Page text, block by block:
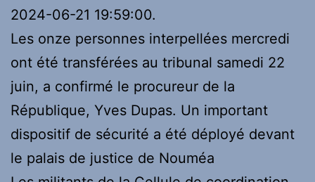
2024-06-21 19:59:00.
Les onze personnes interpellées mercredi
ont été transférées au tribunal samedi 22
juin, a confirmé le procureur de la
République, Yves Dupas. Un important
dispositif de sécurité a été déployé devant
le palais de justice de Nouméa